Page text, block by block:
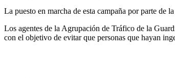
La puesto en marcha de esta campaña por parte de
Los agentes de la Agrupación de Tráfico de la
con el objetivo de evitar que personas que hayan